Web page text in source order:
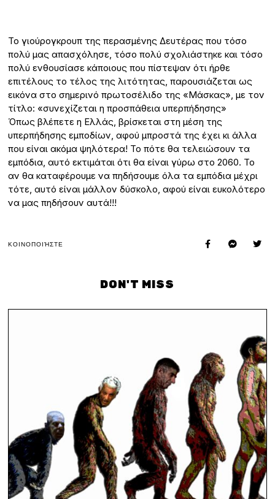
Το γιούρογκρουπ της περασμένης Δευτέρας που τόσο
πολύ μας απασχόλησε, τόσο πολύ σχολιάστηκε και τόσο
πολύ ενθουσίασε κάποιους που πίστεψαν ότι ήρθε
επιτέλους το τέλος της λιτότητας, παρουσιάζεται ως
εικόνα στο σημερινό πρωτοσέλιδο της «Μάσκας», με τον
τίτλο: «συνεχίζεται η προσπάθεια υπερπήδησης»
Όπως βλέπετε η Ελλάς, βρίσκεται στη μέση της
υπερπήδησης εμποδίων, αφού μπροστά της έχει κι άλλα
που είναι ακόμα ψηλότερα! Το πότε θα τελειώσουν τα
εμπόδια, αυτό εκτιμάται ότι θα είναι γύρω στο 2060. Το
αν θα καταφέρουμε να πηδήσουμε όλα τα εμπόδια μέχρι
τότε, αυτό είναι μάλλον δύσκολο, αφού είναι ευκολότερο
να μας πηδήσουν αυτά!!!
ΚΟΙΝΟΠΟΙΉΣΤΕ
DON'T MISS